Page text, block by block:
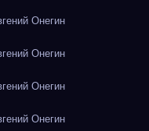
Онегин
Онегин
Онегин
Онегин